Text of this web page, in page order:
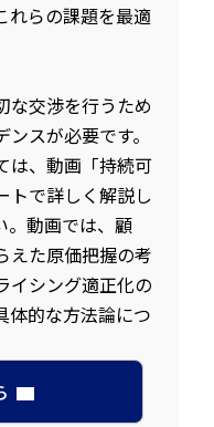
れらの課題を最適
な交渉を行うため
スが必要です。
は、動画「持続可
トで詳しく解説し
。動画では、顧
えた原価把握の考
イシング適正化の
体的な方法論につ